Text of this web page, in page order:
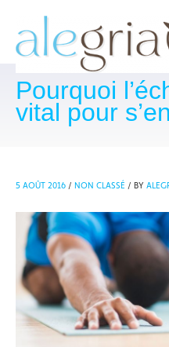
Pourquoi
vital pour
5 AOÛT 2016 / NON CLASSÉ / BY